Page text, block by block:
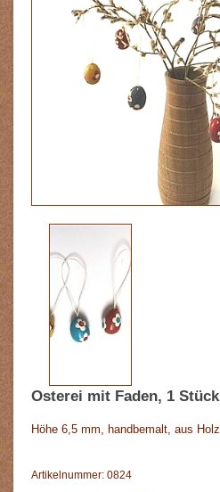
Osterei mit Faden, 1 Stück
Höhe 6,5 mm, handbemalt, aus Holz
Artikelnummer: 0824